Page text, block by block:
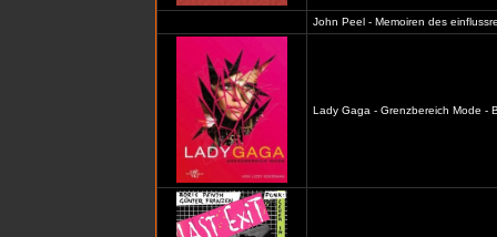
John Peel - Memoiren des
Lady Gaga - Grenzbereich Mode -